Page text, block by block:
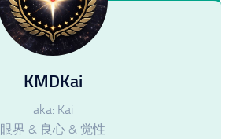
KMDKai
aka: Kai
眼界 & 良心 & 觉性